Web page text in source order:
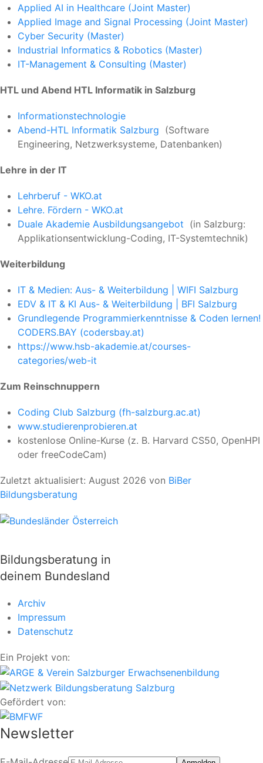
Applied AI in Healthcare (Joint Master)
Applied Image and Signal Processing (Joint Master)
Cyber Security (Master)
Industrial Informatics & Robotics (Master)
IT-Management & Consulting (Master)
HTL und Abend HTL Informatik in Salzburg
Informationstechnologie
Abend-HTL Informatik Salzburg (Software
Engineering, Netzwerksysteme, Datenbanken)
Lehre in der IT
Lehrberuf - WKO.at
Lehre. Fördern - WKO.at
Duale Akademie Ausbildungsangebot (in Salzburg:
Applikationsentwicklung-Coding, IT-Systemtechnik)
Weiterbildung
IT & Medien: Aus- & Weiterbildung | WIFI Salzburg
EDV & IT & KI Aus- & Weiterbildung | BFI Salzburg
Grundlegende Programmierkenntnisse & Coden lernen!
CODERS.BAY (codersbay.at)
https://www.hsb-akademie.at/courses-
categories/web-it
Zum Reinschnuppern
Coding Club Salzburg (fh-salzburg.ac.at)
www.studierenprobieren.at
kostenlose Online-Kurse (z. B. Harvard CS50, OpenHPI
oder freeCodeCam)
Zuletzt aktualisiert: August 2026 von BiBer
Bildungsberatung
Bildungsberatung in
deinem Bundesland
Archiv
Impressum
Datenschutz
Ein Projekt von:
Gefördert von:
Newsletter